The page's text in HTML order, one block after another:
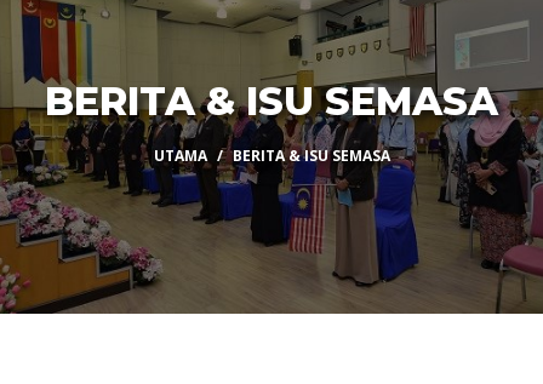
BERITA & ISU SEMASA
UTAMA BERITA & ISU SEMASA